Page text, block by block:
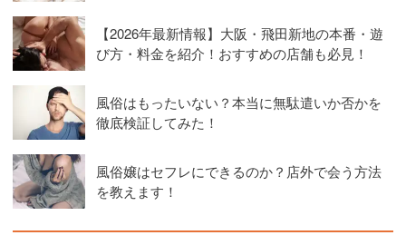
【2026年最新情報】大阪・飛田新地の本番・遊
び方・料金を紹介！おすすめの店舗も必見！
風俗はもったいない？本当に無駄遣いか否かを
徹底検証してみた！
風俗嬢はセフレにできるのか？店外で会う方法
を教えます！